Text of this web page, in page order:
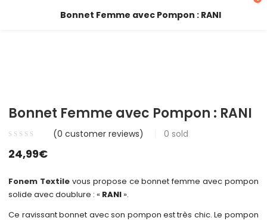
Bonnet Femme avec Pompon : RANI
Bonnet Femme avec Pompon : RANI
(0 customer reviews) 0 sold
24,99€
Fonem Textile vous propose ce bonnet femme avec pompon
solide avec doublure : « RANI ».
Ce ravissant bonnet avec son pompon est très chic. Le pompon